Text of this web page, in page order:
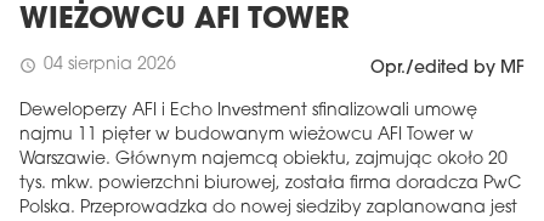
WIEŻOWCU AFI TOWER
schedule 04 sierpnia 2026 Opr./edited by MF
Deweloperzy AFI i Echo Investment sfinalizowali umowę
najmu 11 pięter w budowanym wieżowcu AFI Tower w
Warszawie. Głównym najemcą obiektu, zajmując około 20
tys. mkw. powierzchni biurowej, została firma doradcza PwC
Polska. Przeprowadzka do nowej siedziby zaplanowana jest